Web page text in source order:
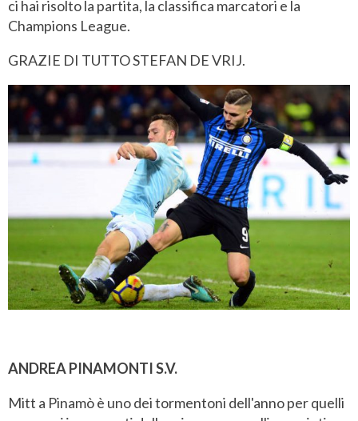
ci hai risolto la partita, la classifica marcatori e la
Champions League.
GRAZIE DI TUTTO STEFAN DE VRIJ.
ANDREA PINAMONTI S.V.
Mitt a Pinamò è uno dei tormentoni dell'anno per quelli